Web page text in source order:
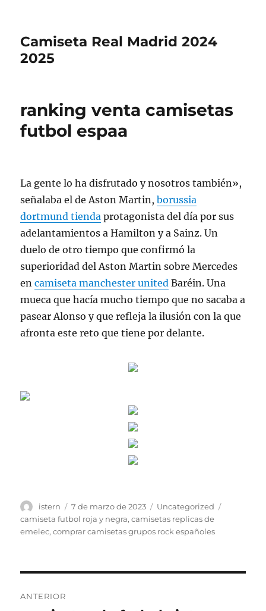
Camiseta Real Madrid 2024
2025
ranking venta camisetas
futbol espaa
La gente lo ha disfrutado y nosotros también»,
señalaba el de Aston Martin,borussia
dortmund tienda protagonista del día por sus
adelantamientos a Hamilton y a Sainz. Un
duelo de otro tiempo que confirmó la
superioridad del Aston Martin sobre Mercedes
encamiseta manchester united Baréin. Una
mueca que hacía mucho tiempo que no sacaba a
pasear Alonso y que refleja la ilusión con la que
afronta este reto que tiene por delante.
Autor
istern
Publicado
el
7 de marzo de 2023 Categorías
Uncategorized
camiseta futbol roja y negra,camisetas replicas de
emelec,comprar camisetas grupos rock españoles
ANTERIOR